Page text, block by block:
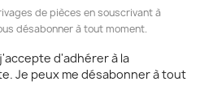
de pièces en souscrivant à
désabonner à tout moment.
d'adhérer à la
Je peux me désabonner à tout